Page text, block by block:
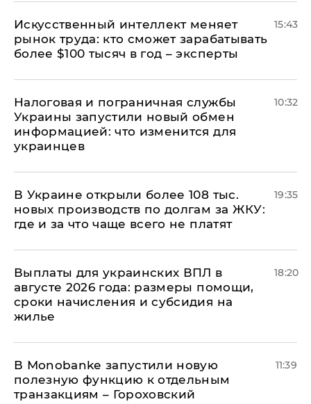
Искусственный интеллект меняет
рынок труда: кто сможет зарабатывать
более $100 тысяч в год – эксперты
15:43
Налоговая и пограничная службы
Украины запустили новый обмен
информацией: что изменится для
украинцев
10:32
В Украине открыли более 108 тыс.
новых производств по долгам за ЖКУ:
где и за что чаще всего не платят
19:35
Выплаты для украинских ВПЛ в
августе 2026 года: размеры помощи,
сроки начисления и субсидия на
жилье
18:20
В Мonobankе запустили новую
полезную функцию к отдельным
транзакциям – Гороховский
11:39